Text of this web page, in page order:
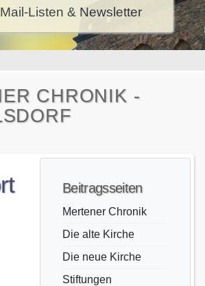
Listen & Newsletter
CHRONIK -
Beitragsseiten
Mertener Chronik
Die alte Kirche
Die neue Kirche
Stiftungen